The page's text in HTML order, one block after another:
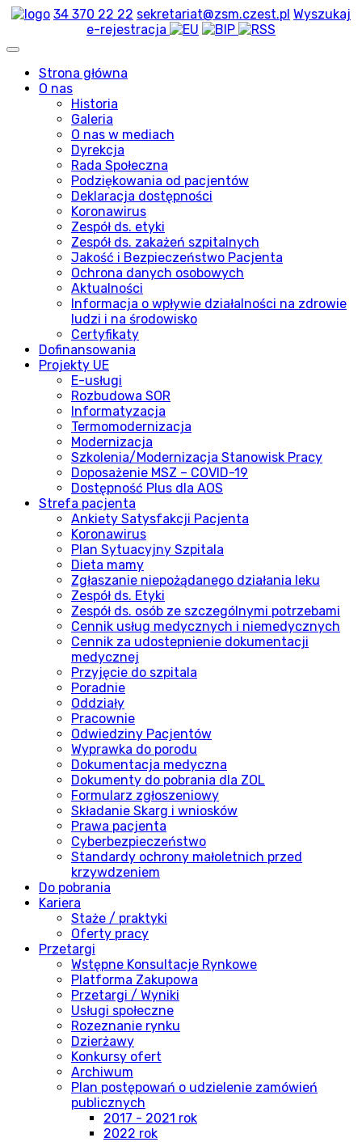
34 370 22 22 sekretariat@zsm.czest.pl Wyszukaj
e-rejestracja
Strona główna
O nas
Historia
Galeria
O nas w mediach
Dyrekcja
Rada Społeczna
Podziękowania od pacjentów
Deklaracja dostępności
Koronawirus
Zespół ds. etyki
Zespół ds. zakażeń szpitalnych
Jakość i Bezpieczeństwo Pacjenta
Ochrona danych osobowych
Aktualności
Informacja o wpływie działalności na zdrowie
ludzi i na środowisko
Certyfikaty
Dofinansowania
Projekty UE
E-usługi
Rozbudowa SOR
Informatyzacja
Termomodernizacja
Modernizacja
Szkolenia/Modernizacja Stanowisk Pracy
Doposażenie MSZ – COVID-19
Dostępność Plus dla AOS
Strefa pacjenta
Ankiety Satysfakcji Pacjenta
Koronawirus
Plan Sytuacyjny Szpitala
Dieta mamy
Zgłaszanie niepożądanego działania leku
Zespół ds. Etyki
Zespół ds. osób ze szczególnymi potrzebami
Cennik usług medycznych i niemedycznych
Cennik za udostepnienie dokumentacji
medycznej
Przyjęcie do szpitala
Poradnie
Oddziały
Pracownie
Odwiedziny Pacjentów
Wyprawka do porodu
Dokumentacja medyczna
Dokumenty do pobrania dla ZOL
Formularz zgłoszeniowy
Składanie Skarg i wniosków
Prawa pacjenta
Cyberbezpieczeństwo
Standardy ochrony małoletnich przed
krzywdzeniem
Do pobrania
Kariera
Staże / praktyki
Oferty pracy
Przetargi
Wstępne Konsultacje Rynkowe
Platforma Zakupowa
Przetargi / Wyniki
Usługi społeczne
Rozeznanie rynku
Dzierżawy
Konkursy ofert
Archiwum
Plan postępowań o udzielenie zamówień
publicznych
2017 - 2021 rok
2022 rok